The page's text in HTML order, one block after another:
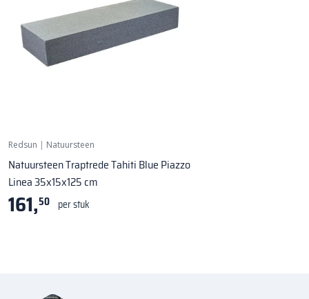
Redsun | Natuursteen
Natuursteen Traptrede Tahiti Blue Piazzo
Linea 35x15x125 cm
161,50 per stuk